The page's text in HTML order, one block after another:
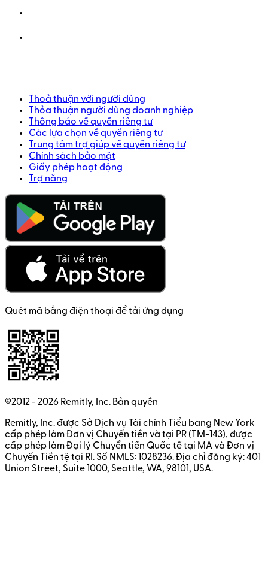
Thoả thuận với người dùng
Thỏa thuận người dùng doanh nghiệp
Thông báo về quyền riêng tư
Các lựa chọn về quyền riêng tư
Trung tâm trợ giúp về quyền riêng tư
Chính sách bảo mật
Giấy phép hoạt động
Trợ năng
Quét mã bằng điện thoại để tải ứng dụng
©2012 - 2026 Remitly, Inc. Bản quyền
Remitly, Inc. được Sở Dịch vụ Tài chính Tiểu bang New York
cấp phép làm Đơn vị Chuyển tiền và tại PR (TM-143), được
cấp phép làm Đại lý Chuyển tiền Quốc tế tại MA và Đơn vị
Chuyển Tiền tệ tại RI. Số NMLS: 1028236. Địa chỉ đăng ký: 401
Union Street, Suite 1000, Seattle, WA, 98101, USA.